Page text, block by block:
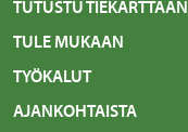
TUTUSTU TIEKARTTAAN
TULE MUKAAN
TYÖKALUT
AJANKOHTAISTA